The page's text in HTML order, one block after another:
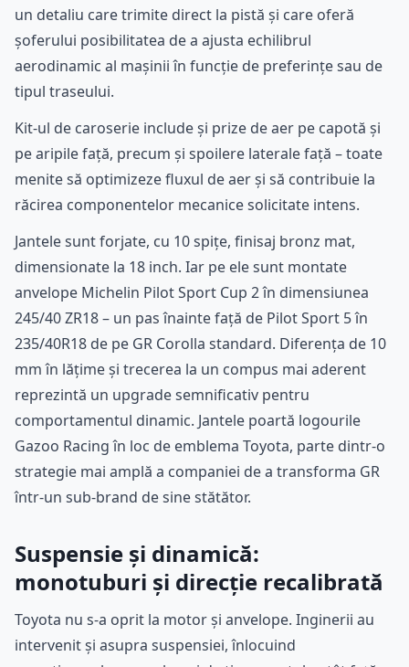
un detaliu care trimite direct la pistă și care oferă
șoferului posibilitatea de a ajusta echilibrul
aerodinamic al mașinii în funcție de preferințe sau de
tipul traseului.
Kit-ul de caroserie include și prize de aer pe capotă și
pe aripile față, precum și spoilere laterale față – toate
menite să optimizeze fluxul de aer și să contribuie la
răcirea componentelor mecanice solicitate intens.
Jantele sunt forjate, cu 10 spițe, finisaj bronz mat,
dimensionate la 18 inch. Iar pe ele sunt montate
anvelope Michelin Pilot Sport Cup 2 în dimensiunea
245/40 ZR18 – un pas înainte față de Pilot Sport 5 în
235/40R18 de pe GR Corolla standard. Diferența de 10
mm în lățime și trecerea la un compus mai aderent
reprezintă un upgrade semnificativ pentru
comportamentul dinamic. Jantele poartă logourile
Gazoo Racing în loc de emblema Toyota, parte dintr-o
strategie mai amplă a companiei de a transforma GR
într-un sub-brand de sine stătător.
Suspensie și dinamică:
monotuburi și direcție recalibrată
Toyota nu s-a oprit la motor și anvelope. Inginerii au
intervenit și asupra suspensiei, înlocuind